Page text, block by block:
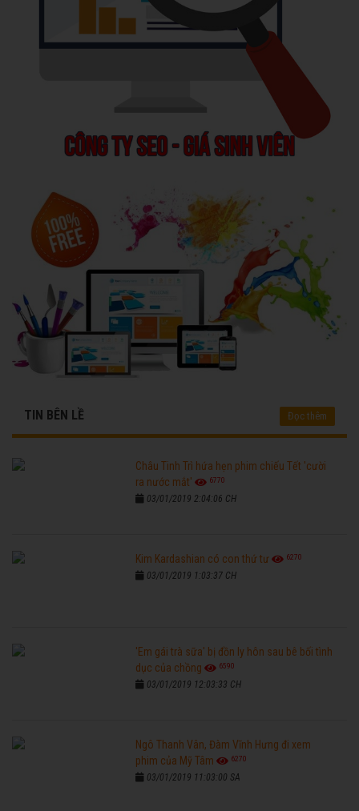
TIN BÊN LỀ Đọc thêm
Châu Tinh Trì hứa hẹn phim chiếu Tết 'cười
ra nước mắt'
6770
03/01/2019 2:04:06 CH
Kim Kardashian có con thứ tư 6270
03/01/2019 1:03:37 CH
'Em gái trà sữa' bị đồn ly hôn sau bê bối tình
dục của chồng
6590
03/01/2019 12:03:33 CH
Ngô Thanh Vân, Đàm Vĩnh Hưng đi xem
phim của Mỹ Tâm
6270
03/01/2019 11:03:00 SA